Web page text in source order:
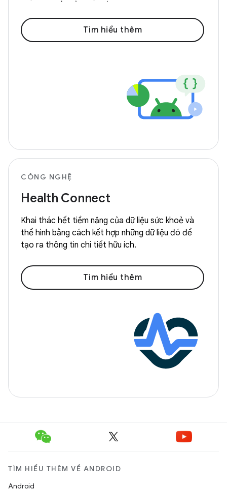
Tìm hiểu thêm
CÔNG NGHỆ
Health Connect
Khai thác hết tiềm năng của dữ liệu sức khoẻ và
thể hình bằng cách kết hợp những dữ liệu đó để
tạo ra thông tin chi tiết hữu ích.
Tìm hiểu thêm
TÌM HIỂU THÊM VỀ ANDROID
Android